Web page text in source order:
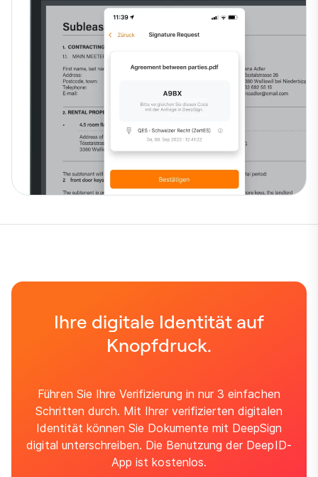
Ihre digitale Identität auf
Knopfdruck.
Führen Sie Ihre Verifizierung in nur 3 einfachen
Schritten durch. Mit Ihrer verifizierten digitalen
Identität können Sie Dokumente mit DeepSign
digital unterschreiben. Die Benutzung der DeepID-
App ist kostenlos.